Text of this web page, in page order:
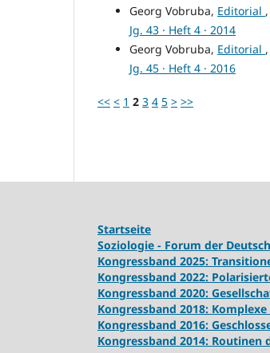
Georg Vobruba, Editorial ,
Jg. 43 · Heft 4 · 2014
Georg Vobruba, Editorial ,
Jg. 45 · Heft 4 · 2016
<< < 1 2 3 4 5 > >>
Startseite
Soziologie - Forum der
Kongressband 2025:
Kongressband 2022:
Kongressband 2020:
Kongressband 2018:
Kongressband 2016:
Kongressband 2014: Routinen